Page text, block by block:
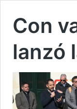
Con
lanzó